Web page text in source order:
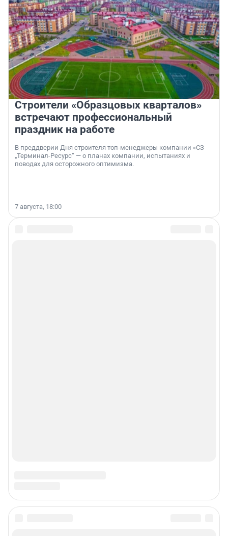
Строители «Образцовых кварталов»
встречают профессиональный
праздник на работе
В преддверии Дня строителя топ-менеджеры компании «СЗ
„Терминал-Ресурс“ — о планах компании, испытаниях и
поводах для осторожного оптимизма.
7 августа, 18:00